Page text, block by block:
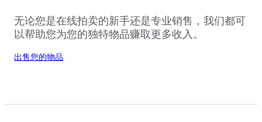
无论您是在线拍卖的新手还是专业销售，我们都可
以帮助您为您的独特物品赚取更多收入。
出售您的物品